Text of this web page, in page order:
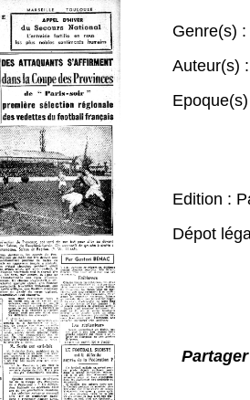
Genre(s) :
Auteur(s) :
Edition :
Dépot